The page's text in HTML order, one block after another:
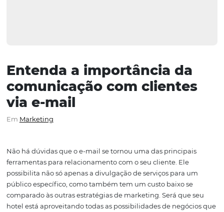
Entenda a importância
via e-mail
EmMarketing
Não há dúvidas que o e-mail se tornou uma das